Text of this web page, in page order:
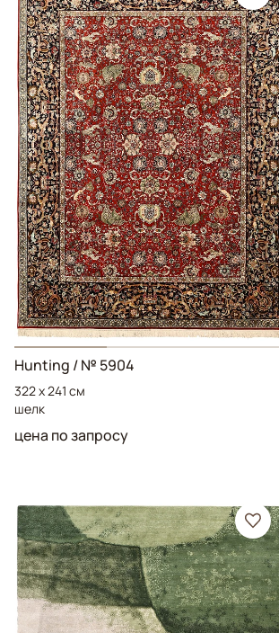
Hunting / № 5904
322 x 241 см
шелк
цена по запросу